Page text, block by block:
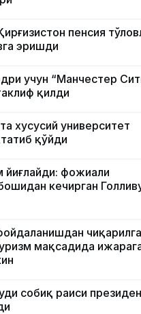
пенсия
эришди
учун “Манчестер
қилди
хусусий университет
қўйди
фожиали
кечирган
мақсадида
собиқ раиси